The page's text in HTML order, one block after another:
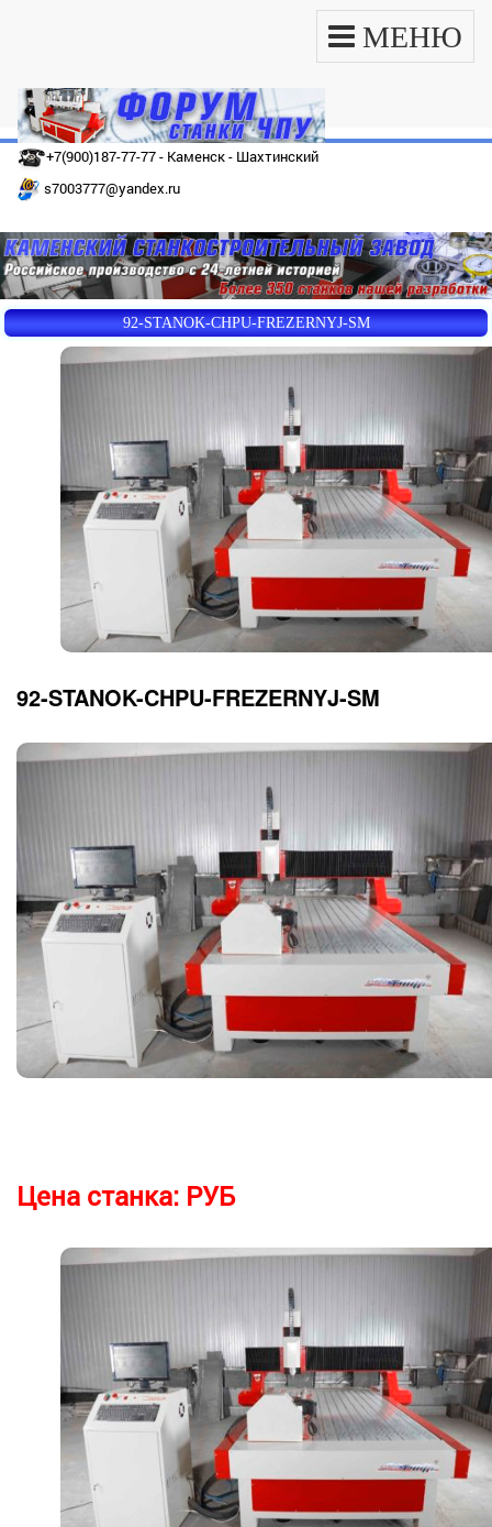
МЕНЮ
+7(900)187-77-77 - Каменск - Шахтинский
s7003777@yandex.ru
92-STANOK-CHPU-FREZERNYJ-SM
92-STANOK-CHPU-FREZERNYJ-SM
Цена станка: РУБ